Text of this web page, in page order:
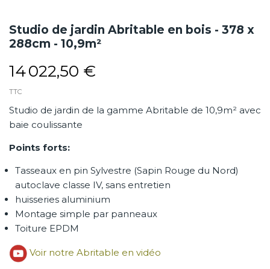
Studio de jardin Abritable en bois - 378 x
288cm - 10,9m²
14 022,50 €
TTC
Studio de jardin de la gamme Abritable de 10,9m² avec
baie coulissante
Points forts:
Tasseaux en pin Sylvestre (Sapin Rouge du Nord)
autoclave classe IV, sans entretien
huisseries aluminium
Montage simple par panneaux
Toiture EPDM
Voir notre Abritable en vidéo